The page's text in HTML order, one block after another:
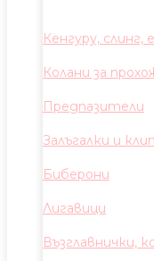
Кенгуру, слинг,
Колани за
Предпазители
Залъгалки и
Биберони
Лигавици
Възглавнички,